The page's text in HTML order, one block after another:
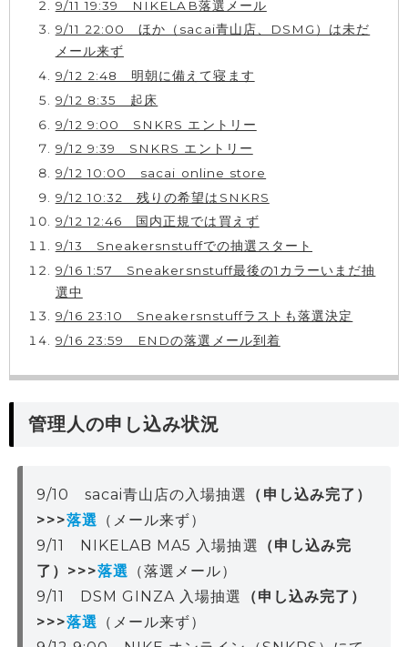
9/11 19:39 NIKELAB落選メール
9/11 22:00 ほか（sacai青山店、DSMG）は未だ
メール来ず
9/12 2:48 明朝に備えて寝ます
9/12 8:35 起床
9/12 9:00 SNKRS エントリー
9/12 9:39 SNKRS エントリー
9/12 10:00 sacai online store
9/12 10:32 残りの希望はSNKRS
9/12 12:46 国内正規では買えず
9/13 Sneakersnstuffでの抽選スタート
9/16 1:57 Sneakersnstuff最後の1カラーいまだ抽
選中
9/16 23:10 Sneakersnstuffラストも落選決定
9/16 23:59 ENDの落選メール到着
管理人の申し込み状況
9/10 sacai青山店の入場抽選
（申し込み完了）
>>>落選 （メール来ず）
9/11 NIKELAB MA5 入場抽選 （申し込み完
了）>>>落選 （落選メール）
9/11 DSM GINZA 入場抽選
（申し込み完了）
>>>落選 （メール来ず）